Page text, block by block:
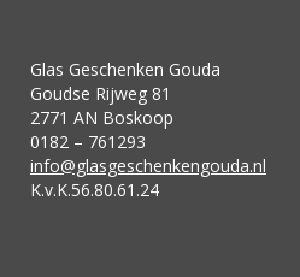
Glas Geschenken Gouda
Goudse Rijweg 81
2771 AN Boskoop
0182 – 761293
info@glasgeschenkengouda.nl
K.v.K.56.80.61.24